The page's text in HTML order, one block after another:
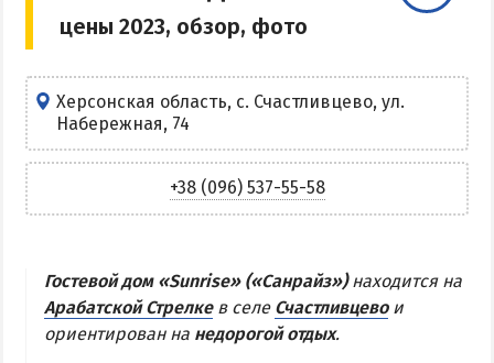
Центр Кирилловки
Остров Бирючий
Частный сектор в Кирилловке
Жилье в Кирилловке с бассейном
Жилье на первой линии
АРАБАТСКАЯ СТРЕЛКА
Веб-камеры Арабатки и Геническа
цены 2023, обзор, фото
Херсонская область, с. Счастливцево, ул.
Набережная, 74
+38 (096) 537-55-58
Гостевой дом «Sunrise» («Санрайз»)находится на
Арабатской Стрелкев селе Счастливцевои
ориентирован на недорогой отдых.